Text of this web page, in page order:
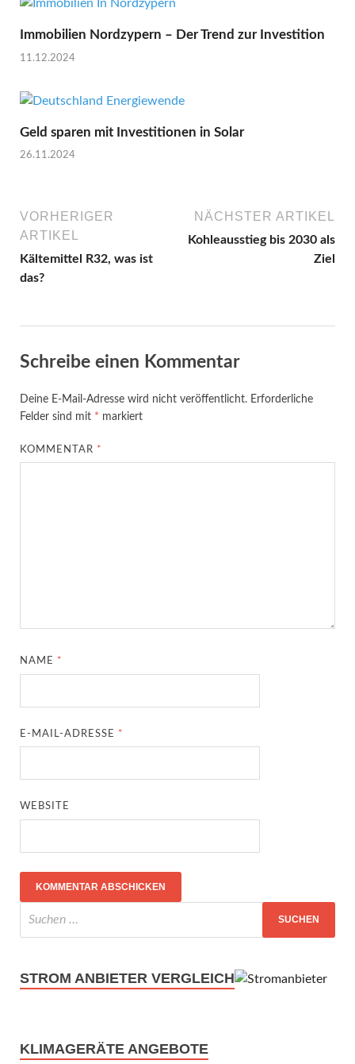
Immobilien Nordzypern – Der Trend zur Investition
11.12.2024
Geld sparen mit Investitionen in Solar
26.11.2024
VORHERIGER
ARTIKEL
Kältemittel R32, was ist
das?
NÄCHSTER ARTIKEL
Kohleausstieg bis 2030 als
Ziel
Schreibe einen Kommentar
Deine E-Mail-Adresse wird nicht veröffentlicht. Erforderliche
Felder sind mit * markiert
KOMMENTAR *
NAME *
E-MAIL-ADRESSE *
WEBSITE
STROM ANBIETER VERGLEICH
KLIMAGERÄTE ANGEBOTE